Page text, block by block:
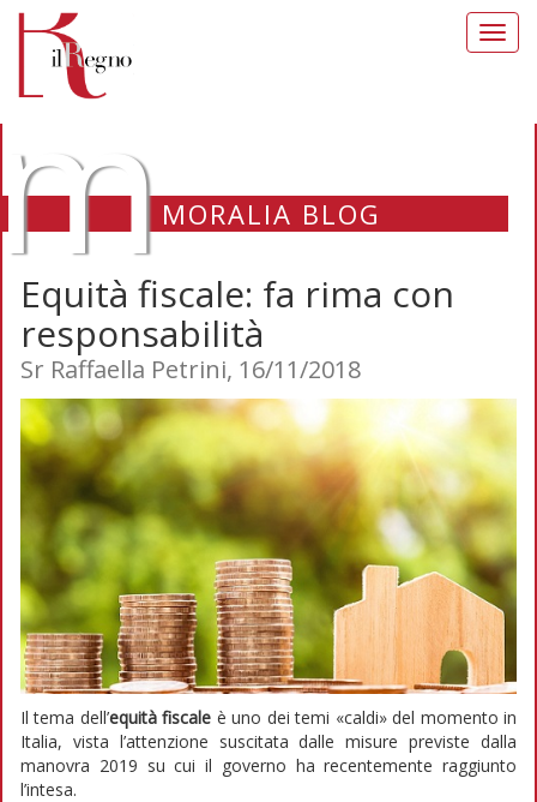
MORALIA BLOG
Equità fiscale: fa rima con
responsabilità
Sr Raffaella Petrini, 16/11/2018
Il tema dell’equità fiscale è uno dei temi «caldi» del momento in
Italia, vista l’attenzione suscitata dalle misure previste dalla
manovra 2019 su cui il governo ha recentemente raggiunto
l’intesa.